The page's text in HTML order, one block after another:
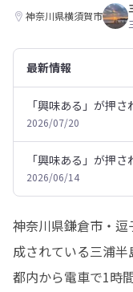
神奈川県横須賀市
最新情報
「興味ある」が押さ
2026/07/20
「興味ある」が押さ
2026/06/14
神奈川県鎌倉市・
成されている三浦半
都内から電車で1時